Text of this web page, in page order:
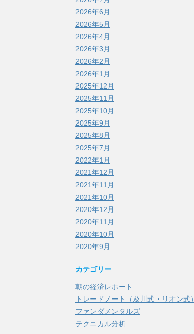
2026年6月
2026年5月
2026年4月
2026年3月
2026年2月
2026年1月
2025年12月
2025年11月
2025年10月
2025年9月
2025年8月
2025年7月
2022年1月
2021年12月
2021年11月
2021年10月
2020年12月
2020年11月
2020年10月
2020年9月
カテゴリー
朝の経済レポート
トレードノート（及川式・リオン式）
ファンダメンタルズ
テクニカル分析